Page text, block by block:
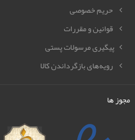
حریم خصوصی
قوانین و مقررات
پیگیری مرسولات پستی
رویه‌های بازگرداندن کالا
مجوز ها